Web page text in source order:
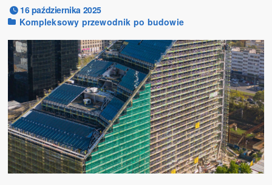
16 października 2025
Kompleksowy przewodnik po budowie